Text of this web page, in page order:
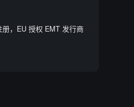
，EU 授权 EMT 发行商